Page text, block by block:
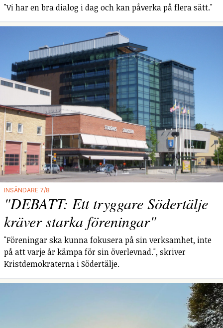
"Vi har en bra dialog i dag och kan påverka på flera sätt."
INSÄNDARE 7/8
"DEBATT: Ett tryggare Södertälje
kräver starka föreningar"
"Föreningar ska kunna fokusera på sin verksamhet, inte
på att varje år kämpa för sin överlevnad.", skriver
Kristdemokraterna i Södertälje.